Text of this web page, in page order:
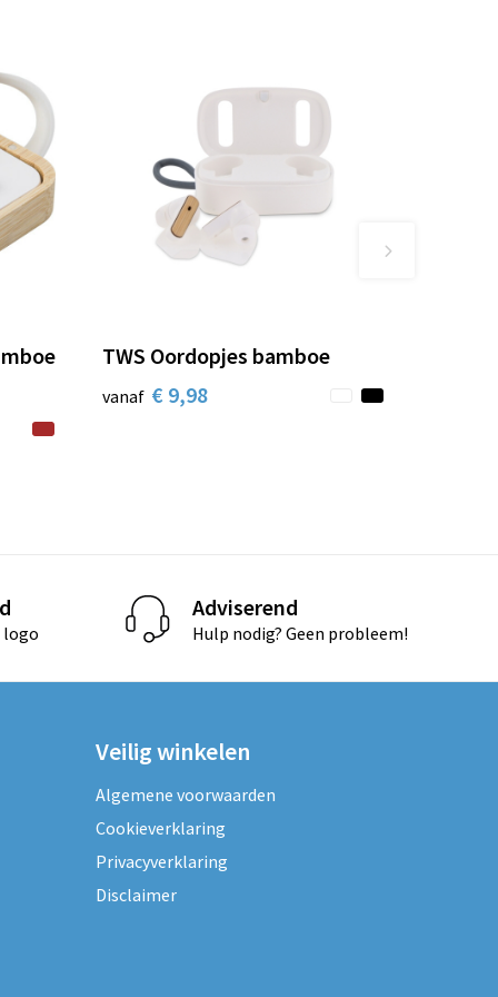
TWS Oordopjes bamboe
vanaf € 9,98
logo
Adviserend
Hulp nodig? Geen probleem!
Veilig winkelen
Algemene voorwaarden
Cookieverklaring
Privacyverklaring
Disclaimer